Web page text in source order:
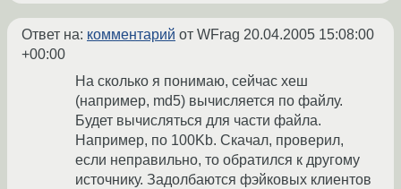
Ответ на: комментарий от WFrag 20.04.2005 15:08:00
+00:00
На сколько я понимаю, сейчас хеш
(например, md5) вычисляется по файлу.
Будет вычисляться для части файла.
Например, по 100Kb. Скачал, проверил,
если неправильно, то обратился к другому
источнику. Задолбаются фэйковых клиентов